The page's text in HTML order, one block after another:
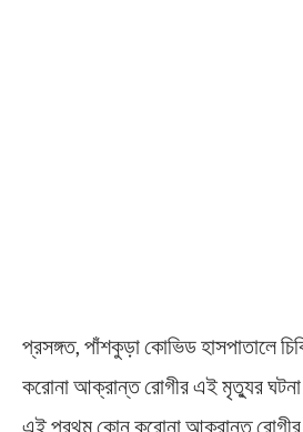
প্রসঙ্গত, পাঁশকুড়া কোভিড হাসপাতালে
করোনা আক্রান্ত রোগীর এই মৃত্যুর
এই প্রথম কোন করোনা আক্রান্ত